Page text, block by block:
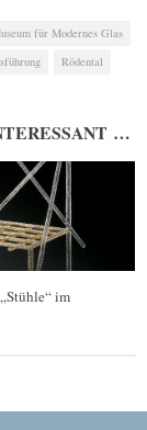
für Modernes Glas
Rödental
…
im